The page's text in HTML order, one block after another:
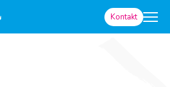
Kontakt